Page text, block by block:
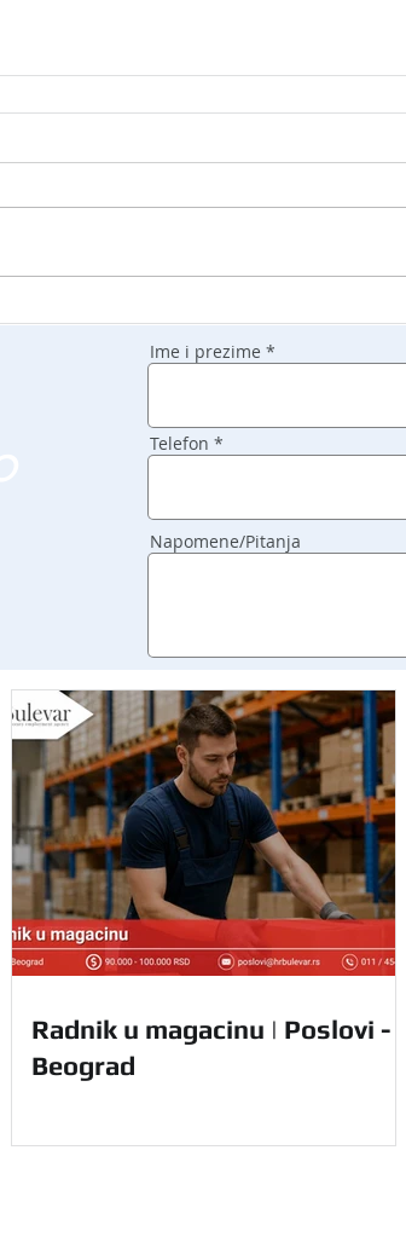
Ime i prezime
Telefon
Napomene/Pitanja
Radnik u magacinu | Poslovi -
Beograd